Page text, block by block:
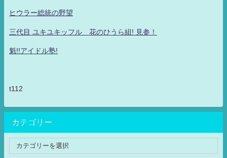
ヒウラー総統の野望
三代目 ユキユキッフル 花のひうら組! 見参！
魁!!アイドル塾!
t112
カテゴリー